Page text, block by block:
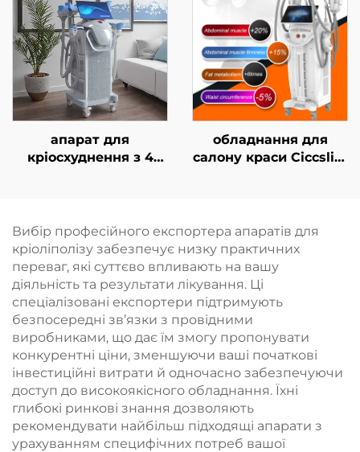
шкіри та контурної
корекції тіла
апарат для
кріосхуднення з 4
охолодження на 360°,
кріотерапія для
зниження ваги та
косметичних
процедур
обладнання для
салону краси Ciccslim
ручки
Вибір професійного експортера апаратів для
кріоліполізу забезпечує низку практичних
переваг, які суттєво впливають на вашу
діяльність та результати лікування. Ці
спеціалізовані експортери підтримують
безпосередні зв’язки з провідними
виробниками, що дає їм змогу пропонувати
конкурентні ціни, зменшуючи ваші початкові
інвестиційні витрати й одночасно забезпечуючи
доступ до високоякісного обладнання. Їхні
глибокі ринкові знання дозволяють
рекомендувати найбільш підходящі апарати з
урахуванням специфічних потреб вашої